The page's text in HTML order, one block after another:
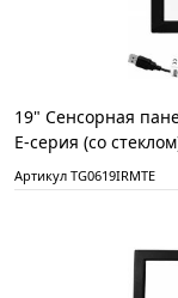
19" Сенсорная
E-серия (со
Артикул TG0619IRMTE